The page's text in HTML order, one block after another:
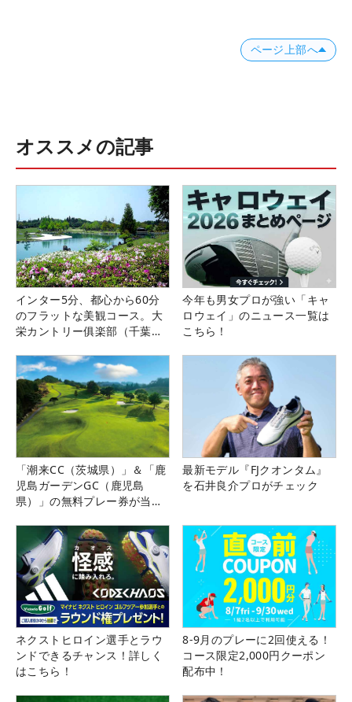
ページ上部へ
オススメの記事
インター5分、都心から60分
のフラットな美観コース。大
栄カントリー俱楽部（千葉
今年も男女プロが強い「キャ
ロウェイ」のニュース一覧は
こちら！
「潮来CC（茨城県）」＆「鹿
児島ガーデンGC（鹿児島
県）」の無料プレー券が当た
最新モデル『FJクオンタム』
を石井良介プロがチェック
ネクストヒロイン選手とラウ
ンドできるチャンス！詳しく
はこちら！
8-9月のプレーに2回使える！
コース限定2,000円クーポン
配布中！